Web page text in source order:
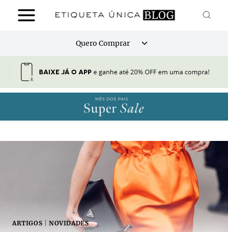
para
Quero Comprar
Alternar
ARTIGOS NOVIDADES